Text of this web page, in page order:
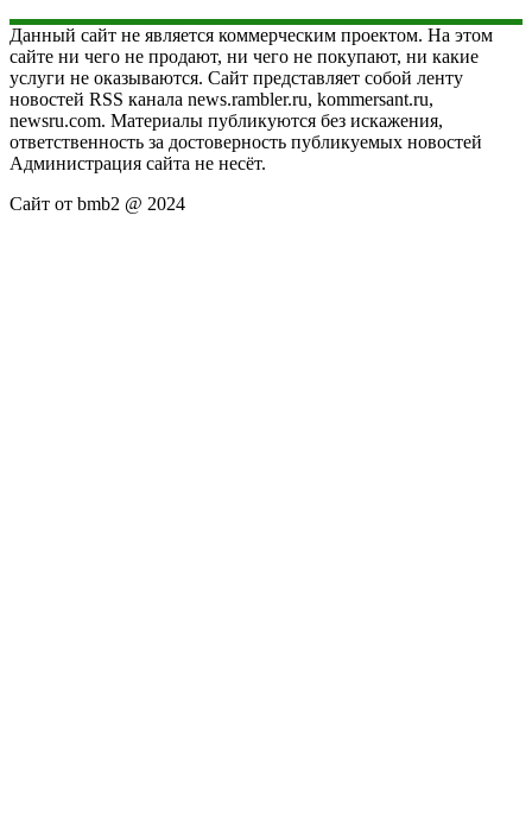
Данный сайт не является коммерческим проектом. На этом
сайте ни чего не продают, ни чего не покупают, ни какие
услуги не оказываются. Сайт представляет собой ленту
новостей RSS канала news.rambler.ru, kommersant.ru,
newsru.com. Материалы публикуются без искажения,
ответственность за достоверность публикуемых новостей
Администрация сайта не несёт.
Сайт от bmb2 @ 2024